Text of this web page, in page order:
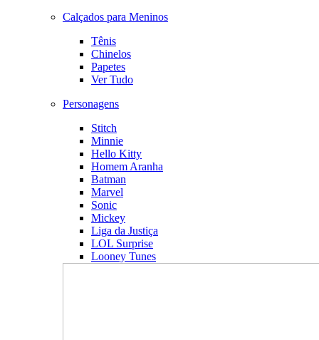
Calçados para Meninos
Tênis
Chinelos
Papetes
Ver Tudo
Personagens
Stitch
Minnie
Hello Kitty
Homem Aranha
Batman
Marvel
Sonic
Mickey
Liga da Justiça
LOL Surprise
Looney Tunes